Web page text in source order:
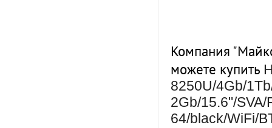
Компания
можете купить
8250U/4Gb/
2Gb/15.6"/
64/black/WiFi/